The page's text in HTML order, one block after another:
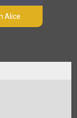
Alice